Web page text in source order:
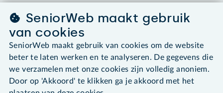
©2026 SeniorWeb
Algemene voorwaarden
Cookies en cookie-instellingen
Disclaimer
Privacybeleid
About SeniorWeb
SeniorWeb maakt gebruik
van cookies
SeniorWeb maakt gebruik van cookies om de website
beter te laten werken en te analyseren. De gegevens die
we verzamelen met onze cookies zijn volledig anoniem.
Door op 'Akkoord' te klikken ga je akkoord met het